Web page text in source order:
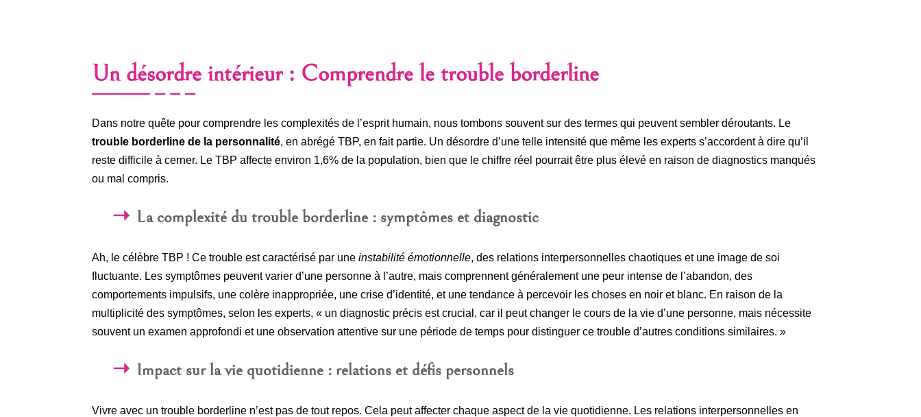
Un désordre intérieur : Comprendre le trouble borderline
Dans notre quête pour comprendre les complexités de l’esprit humain, nous tombons souvent sur des termes qui peuvent sembler déroutants. Le
trouble borderline de la personnalité, en abrégé TBP, en fait partie. Un désordre d’une telle intensité que même les experts s’accordent à dire qu’il
reste difficile à cerner. Le TBP affecte environ 1,6% de la population, bien que le chiffre réel pourrait être plus élevé en raison de diagnostics manqués
ou mal compris.
La complexité du trouble borderline : symptômes et diagnostic
Ah, le célèbre TBP ! Ce trouble est caractérisé par uneinstabilité émotionnelle, des relations interpersonnelles chaotiques et une image de soi
fluctuante. Les symptômes peuvent varier d’une personne à l’autre, mais comprennent généralement une peur intense de l’abandon, des
comportements impulsifs, une colère inappropriée, une crise d’identité, et une tendance à percevoir les choses en noir et blanc. En raison de la
multiplicité des symptômes, selon les experts, « un diagnostic précis est crucial, car il peut changer le cours de la vie d’une personne, mais nécessite
souvent un examen approfondi et une observation attentive sur une période de temps pour distinguer ce trouble d’autres conditions similaires. »
Impact sur la vie quotidienne : relations et défis personnels
Vivre avec un trouble borderline n’est pas de tout repos. Cela peut affecter chaque aspect de la vie quotidienne. Les relations interpersonnelles en